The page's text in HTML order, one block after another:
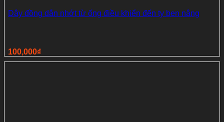
Dây đồng dẫn nhớt từ ống điều khiển đến ty ben nâng
100,000₫